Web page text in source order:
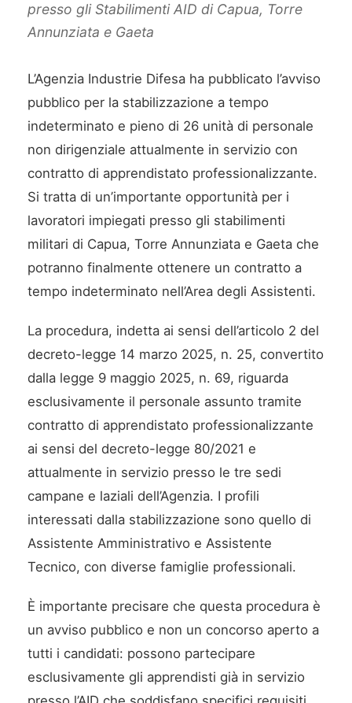
presso gli Stabilimenti AID di Capua, Torre
Annunziata e Gaeta
L’Agenzia Industrie Difesa ha pubblicato l’avviso
pubblico per la stabilizzazione a tempo
indeterminato e pieno di 26 unità di personale
non dirigenziale attualmente in servizio con
contratto di apprendistato professionalizzante.
Si tratta di un’importante opportunità per i
lavoratori impiegati presso gli stabilimenti
militari di Capua, Torre Annunziata e Gaeta che
potranno finalmente ottenere un contratto a
tempo indeterminato nell’Area degli Assistenti.
La procedura, indetta ai sensi dell’articolo 2 del
decreto-legge 14 marzo 2025, n. 25, convertito
dalla legge 9 maggio 2025, n. 69, riguarda
esclusivamente il personale assunto tramite
contratto di apprendistato professionalizzante
ai sensi del decreto-legge 80/2021 e
attualmente in servizio presso le tre sedi
campane e laziali dell’Agenzia. I profili
interessati dalla stabilizzazione sono quello di
Assistente Amministrativo e Assistente
Tecnico, con diverse famiglie professionali.
È importante precisare che questa procedura è
un avviso pubblico e non un concorso aperto a
tutti i candidati: possono partecipare
esclusivamente gli apprendisti già in servizio